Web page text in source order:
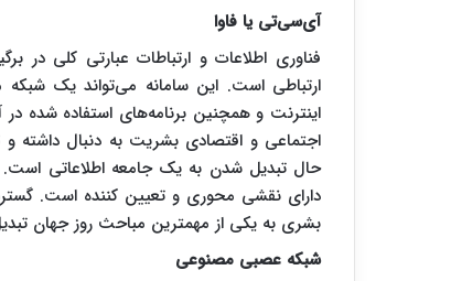
آی‌سی‌تی یا فاوا
فناوری اطلاعات و ارتباطات عبارتی کلی در
ارتباطی است. این سامانه می‌تواند یک شبکه
اینترنت و همچنین برنامه‌های استفاده شده
اجتماعی و اقتصادی بشریت به دنبال داشته
حال تبدیل شدن به یک جامعه اطلاعاتی است.
دارای نقشی محوری و تعیین کننده است.
بشری به یکی از مهمترین مباحث روز جهان
شبکه عصبی مصنوعی